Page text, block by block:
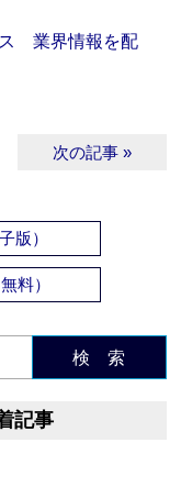
業界情報を配
次の記事 »
版）
料）
検 索
記事